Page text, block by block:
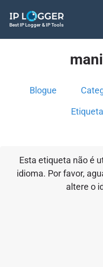
Best IP Logger & IP Tools
Blogue